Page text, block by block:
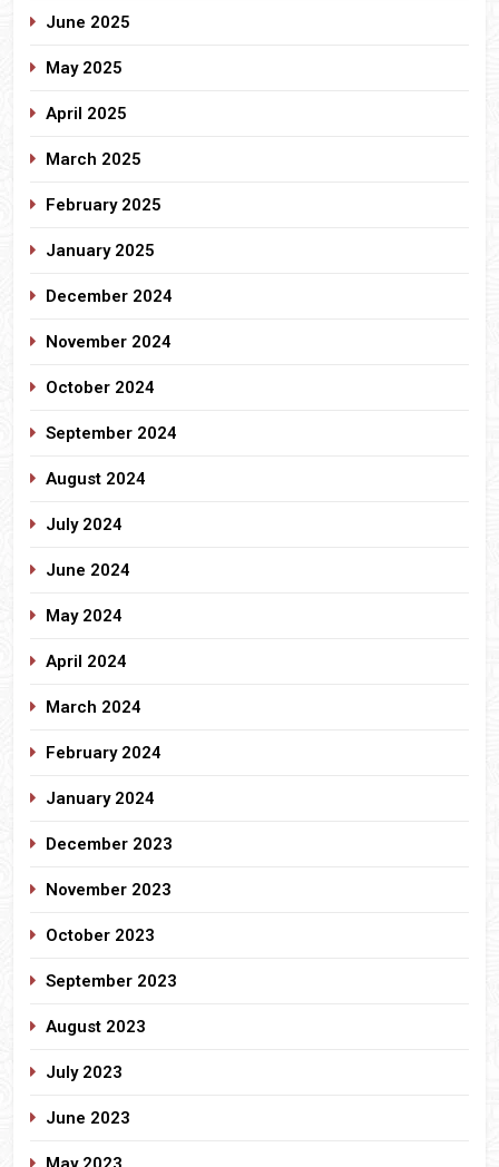
June 2025
May 2025
April 2025
March 2025
February 2025
January 2025
December 2024
November 2024
October 2024
September 2024
August 2024
July 2024
June 2024
May 2024
April 2024
March 2024
February 2024
January 2024
December 2023
November 2023
October 2023
September 2023
August 2023
July 2023
June 2023